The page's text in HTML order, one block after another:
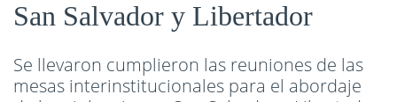
San Salvador y Libertador
Se llevaron cumplieron las reuniones de las
mesas interinstitucionales para el abordaje